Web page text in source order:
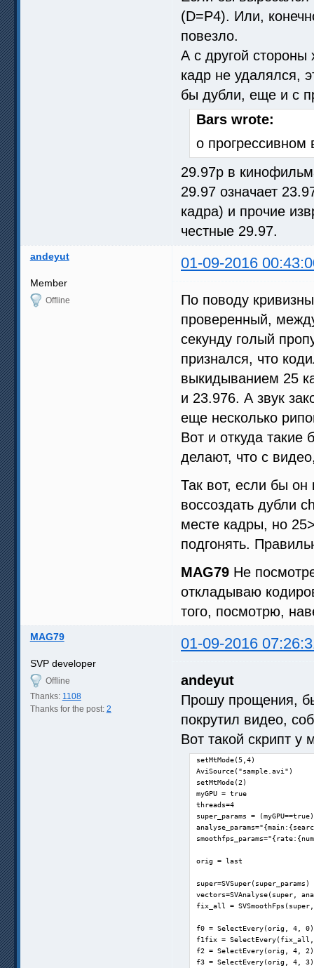
(D=P4). Или,
повезло.
А с другой стороны
кадр не удалялся,
бы дубли, еще и с
Bars wrote:
о прогрессивном
29.97p в
29.97 означает
кадра) и прочие
честные 29.97.
andeyut 01-09-2016
Member
Offline
По поводу
проверенный,
секунду голый
признался, что
выкидыванием 25
и 23.976. А звук
еще несколько
Вот и откуда
делают, что с
Так вот, если бы
воссоздать дубли
месте кадры, но
подгонять.
MAG79 Не
откладываю
того, посмотрю,
MAG79 01-09-2016
SVP developer
Offline
Thanks: 1108
Thanks for the post: 2
andeyut
Прошу прощения,
покрутил видео,
Вот такой скрипт у
setMtMode(5,4)
AviSource("sample.avi")
setMtMode(2)
myGPU = true
threads=4
super_params =
orig = last
super=SVSuper(super_params)
vectors=SVAnalyse(super,
fix_all =
f0 = SelectEvery(orig, 4, 0)
f1fix =
f2 = SelectEvery(orig, 4, 2)
f3 = SelectEvery(orig, 4, 3)